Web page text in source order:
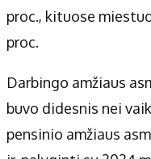
proc., kituose
proc.
Darbingo amžiaus
buvo didesnis nei
pensinio amžiaus